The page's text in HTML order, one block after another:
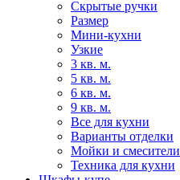
Скрытые ручки
Размер
Мини-кухни
Узкие
3 кв. м.
5 кв. м.
6 кв. м.
9 кв. м.
Все для кухни
Варианты отделки
Мойки и смесители
Техника для кухни